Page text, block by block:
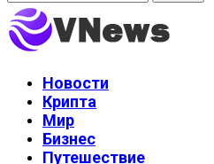
Новости
Крипта
Мир
Бизнес
Путешествие